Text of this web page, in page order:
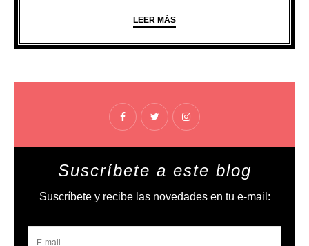
LEER MÁS
Suscríbete a este blog
Suscríbete y recibe las novedades en tu e-mail: